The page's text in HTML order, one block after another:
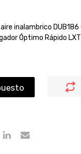
inalambrico
Óptimo Rápido